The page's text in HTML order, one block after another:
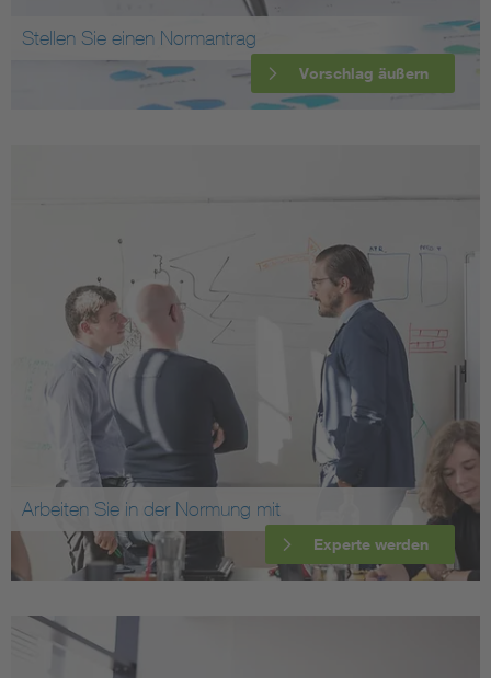
Stellen Sie einen Normantrag
Vorschlag äußern
Arbeiten Sie in der Normung mit
Experte werden